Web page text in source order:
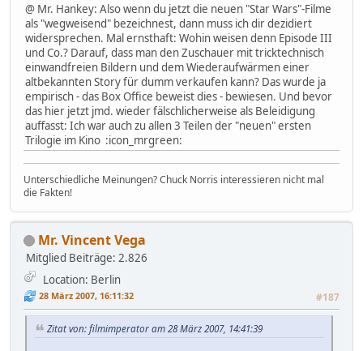
@ Mr. Hankey: Also wenn du jetzt die neuen "Star Wars"-Filme
als "wegweisend" bezeichnest, dann muss ich dir dezidiert
widersprechen. Mal ernsthaft: Wohin weisen denn Episode III
und Co.? Darauf, dass man den Zuschauer mit tricktechnisch
einwandfreien Bildern und dem Wiederaufwärmen einer
altbekannten Story für dumm verkaufen kann? Das wurde ja
empirisch - das Box Office beweist dies - bewiesen. Und bevor
das hier jetzt jmd. wieder fälschlicherweise als Beleidigung
auffasst: Ich war auch zu allen 3 Teilen der "neuen" ersten
Trilogie im Kino :icon_mrgreen:
Unterschiedliche Meinungen? Chuck Norris interessieren nicht mal
die Fakten!
Mr. Vincent Vega
Mitglied Beiträge: 2.826
Location: Berlin
28 März 2007, 16:11:32 #187
Zitat von: filmimperator am 28 März 2007, 14:41:39